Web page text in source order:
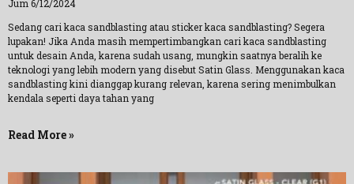
Jum 6/12/2024
Sedang cari kaca sandblasting atau sticker kaca sandblasting? Segera
lupakan! Jika Anda masih mempertimbangkan cari kaca sandblasting
untuk desain Anda, karena sudah usang, mungkin saatnya beralih ke
teknologi yang lebih modern yang disebut Satin Glass. Menggunakan kaca
sandblasting kini dianggap kurang relevan, karena sering menimbulkan
kendala seperti daya tahan yang
Read More »